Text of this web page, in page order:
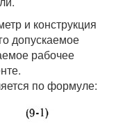
и конструкция
допускаемое
рабочее
по формуле: